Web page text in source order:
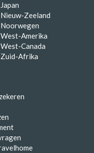
Zeeland
Amerika
Canada
Zuid-Afrika